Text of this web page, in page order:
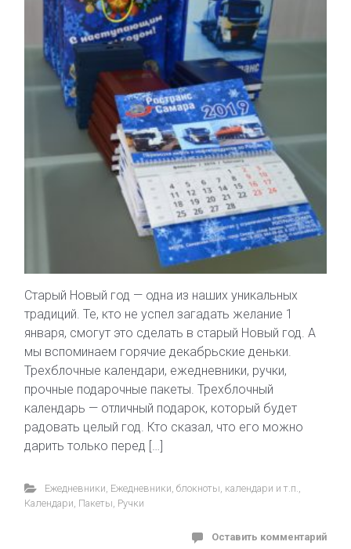
Старый Новый год — одна из наших уникальных
традиций. Те, кто не успел загадать желание 1
января, смогут это сделать в старый Новый год. А
мы вспоминаем горячие декабрьские деньки.
Трехблочные календари, ежедневники, ручки,
прочные подарочные пакеты. Трехблочный
календарь — отличный подарок, который будет
радовать целый год. Кто сказал, что его можно
дарить только перед […]
Ежедневники Ежедневники, блокноты, календари и т.п.
Календари Пакеты Ручки
Оставить комментарий